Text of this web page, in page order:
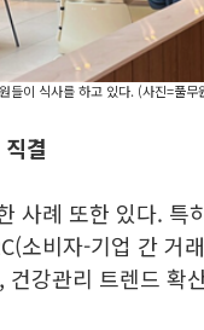
들이 식사를 하고 있다. (사진=풀무
결
사례 또한 있다. 특
소비자-기업 간 거
강관리 트렌드 확